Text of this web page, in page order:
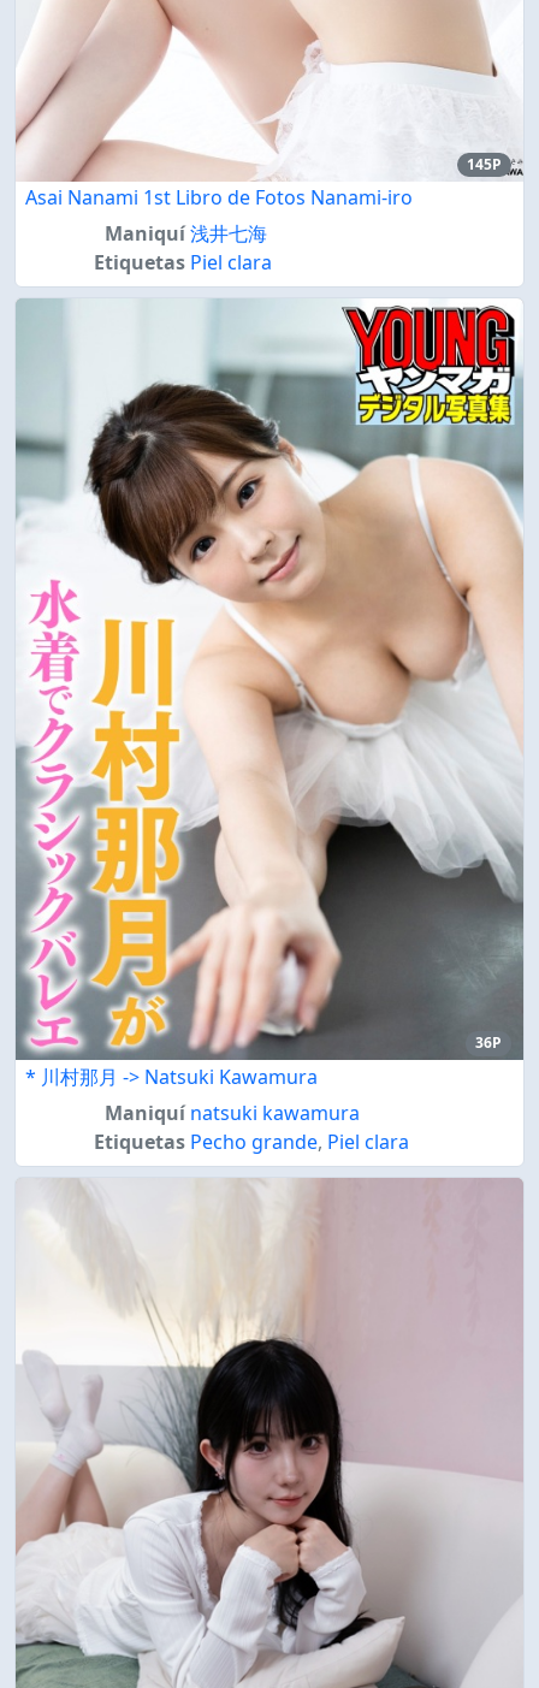
145P
Asai Nanami 1st Libro de Fotos Nanami-iro
Maniquí浅井七海
Etiquetas Piel clara
36P
* 川村那月 -> Natsuki Kawamura
Maniquí natsuki kawamura
Etiquetas Pecho grande, Piel clara